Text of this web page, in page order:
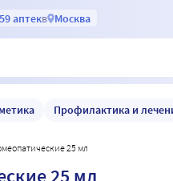
аптекв Москва
Профилактика и
25 мл
25 мл